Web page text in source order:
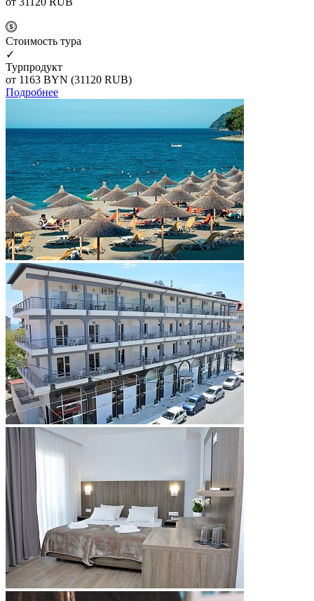
Cтоимость тура
✓
Турпродукт
от 1163 BYN (31120 RUB)
Подробнее